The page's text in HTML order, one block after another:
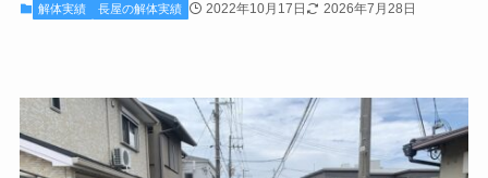
解体実績 長屋の解体実績 2022年10月17日 2026年7月28日